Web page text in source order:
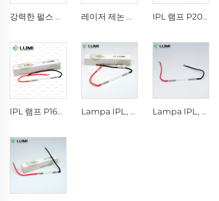
강력한 펄스 살균 램프 L5590 – 9×250×300mm 레이저 제논 램프 L2021-7×65×130 mm IPL 램프 P2021-7×65×130mm
lPL 램프 P1671 - 7×50×110mm Lampa lPL, 모델 7-60-125 와이어 Lampa lPL, 모델 7-50-115 와이어